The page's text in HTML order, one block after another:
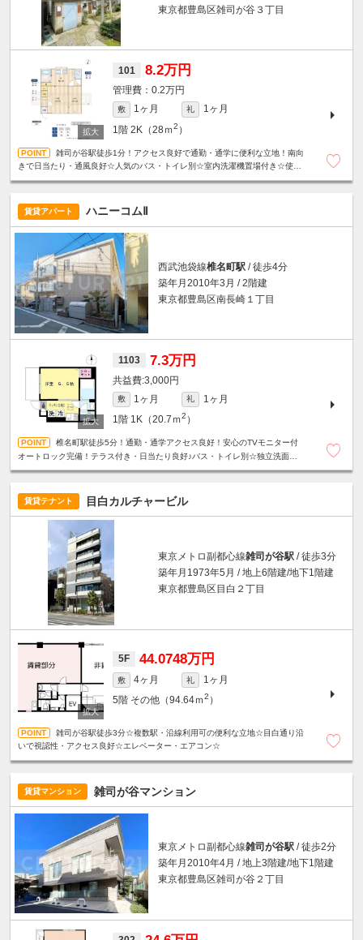
東京都豊島区雑司が谷３丁目
101 8.2万円
0.2万円
敷 1ヶ月 礼
1ヶ月
1階 2K（28ｍ2 ）
雑司が谷駅徒歩1分！アクセス良好で通勤・通学に便利な立地！南向
きで日当たり・通風良好☆人気のバス・トイレ別☆室内洗濯機置場付き☆使い
賃貸アパート ハニーコムⅡ
西武池袋線椎名町駅 / 徒歩4分
築年月2010年3月 / 2階建
東京都豊島区南長崎１丁目
1103 7.3万円
3,000円
敷 1ヶ月 礼
1ヶ月
1階 1K（20.7ｍ2 ）
椎名町駅徒歩5分！通勤・通学アクセス良好！安心のTVモニター付
オートロック完備！テラス付き・日当たり良好♪バス・トイレ別☆独立洗面台
賃貸テナント 目白カルチャービル
東京メトロ副都心線雑司が谷駅 / 徒歩3分
築年月1973年5月 / 地上6階建/地下1階建
東京都豊島区目白２丁目
5F 44.0748万円
敷 4ヶ月 礼
1ヶ月
5階 その他（94.64ｍ2 ）
雑司が谷駅徒歩3分☆複数駅・沿線利用可の便利な立地☆目白通り沿
いで視認性・アクセス良好☆エレベーター・エアコン☆
賃貸マンション 雑司が谷マンション
東京メトロ副都心線雑司が谷駅 / 徒歩2分
築年月2010年4月 / 地上3階建/地下1階建
東京都豊島区雑司が谷２丁目